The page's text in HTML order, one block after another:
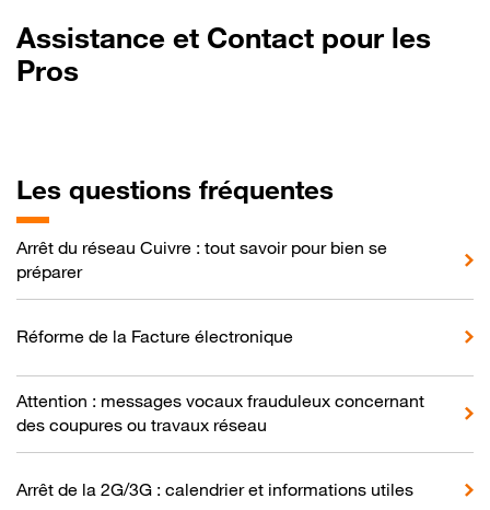
Assistance et Contact pour les
Pros
Les questions fréquentes
Arrêt du réseau Cuivre : tout savoir pour bien se
préparer
Réforme de la Facture électronique
Attention : messages vocaux frauduleux concernant
des coupures ou travaux réseau
Arrêt de la 2G/3G : calendrier et informations utiles